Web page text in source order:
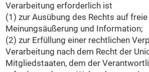
Verarbeitung erforderlich ist
(1) zur Ausübung des Rechts auf freie
Meinungsäußerung und Information;
(2) zur Erfüllung einer rechtlichen
Verarbeitung nach dem Recht der
Mitgliedstaaten, dem der